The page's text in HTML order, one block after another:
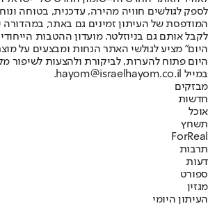
לספק לגולשים חוויה מהירה, עדכנית, בטוחה
המודפסת של העיתון זמינים גם באתר, במהדורה
לקבל אותם גם בניוזלטר. מועדון ההטבות
היום" מציע לגולשי האתר הנחות ומבצעים על
היום פתוח להערות, לביקורת ולהצעות לשיפור
במייל hayom@israelhayom.co.il.
מבזקים
חדשות
אוכל
תשחץ
ForReal
תרבות
דעות
ספורט
מגזין
העיתון היומי